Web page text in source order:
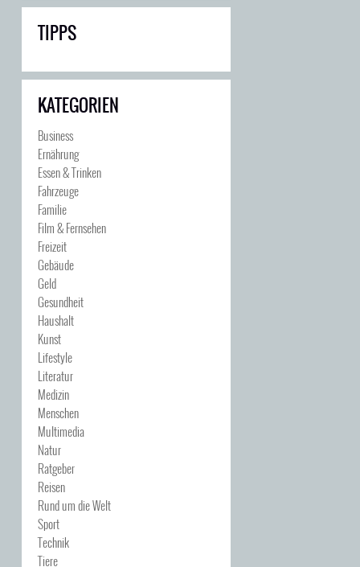
TIPPS
KATEGORIEN
Business
Ernährung
Essen & Trinken
Fahrzeuge
Familie
Film & Fernsehen
Freizeit
Gebäude
Geld
Gesundheit
Haushalt
Kunst
Lifestyle
Literatur
Medizin
Menschen
Multimedia
Natur
Ratgeber
Reisen
Rund um die Welt
Sport
Technik
Tiere